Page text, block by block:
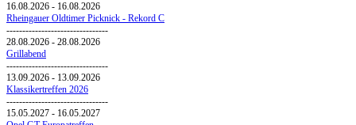
16.08.2026 - 16.08.2026
Rheingauer Oldtimer Picknick - Rekord C
--------------------------------
28.08.2026 - 28.08.2026
Grillabend
--------------------------------
13.09.2026 - 13.09.2026
Klassikertreffen 2026
--------------------------------
15.05.2027 - 16.05.2027